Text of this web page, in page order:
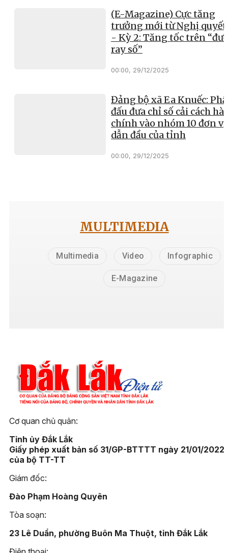
(E-Magazine) Cực tăng
trưởng mới từ Nghị quyết
- Kỳ 2: Tăng tốc trên
ray số”
00:00, 29/12/2025
Đảng bộ xã Ea Knuếc:
đấu đưa chỉ số cải cách
chính vào nhóm 10 đơn vị
dẫn đầu của tỉnh
00:00, 29/12/2025
MULTIMEDIA
Multimedia Video Infographic
E-Magazine
Cơ quan chủ quản:
Tỉnh ủy Đắk Lắk
Giấy phép xuất bản số 31/GP-BTTTT ngày 21/01/2022
của bộ TT-TT
Giám đốc:
Đào Phạm Hoàng Quyên
Tòa soạn:
23 Lê Duẩn, phường Buôn Ma Thuột, tỉnh Đắk Lắk